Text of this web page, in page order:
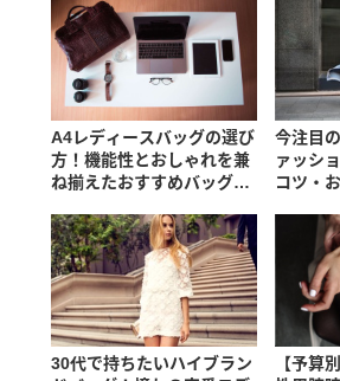
A4レディースバッグの選び
方！機能性とおしゃれを兼
ね揃えたおすすめバッグ
今注目
ァッシ
コツ・
30代で持ちたいハイブラン
【予算